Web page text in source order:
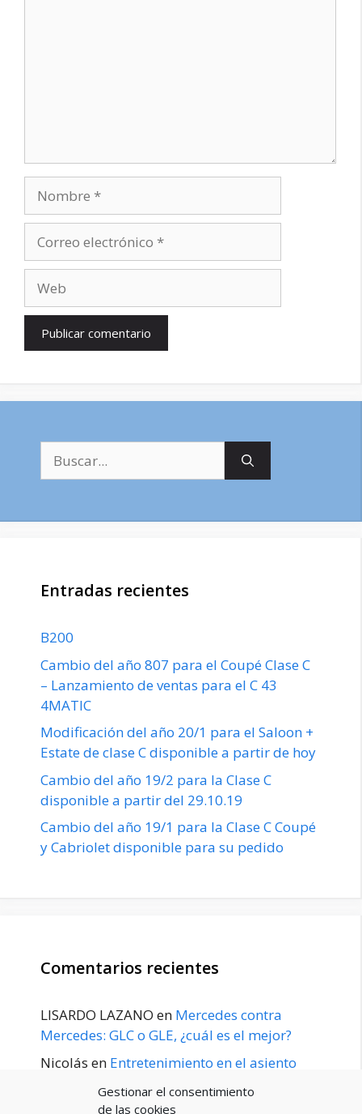
Gestionar el consentimiento
de las cookies
electrónico
Entradas recientes
B200
Cambio del año 807 para el Coupé Clase C
– Lanzamiento de ventas para el C 43
4MATIC
Modificación del año 20/1 para el Saloon +
Estate de clase C disponible a partir de hoy
Cambio del año 19/2 para la Clase C
disponible a partir del 29.10.19
Cambio del año 19/1 para la Clase C Coupé
y Cabriolet disponible para su pedido
Comentarios recientes
LISARDO LAZANO en Mercedes contra
Mercedes: GLC o GLE, ¿cuál es el mejor?
Nicolás en Entretenimiento en el asiento
principios de 2020